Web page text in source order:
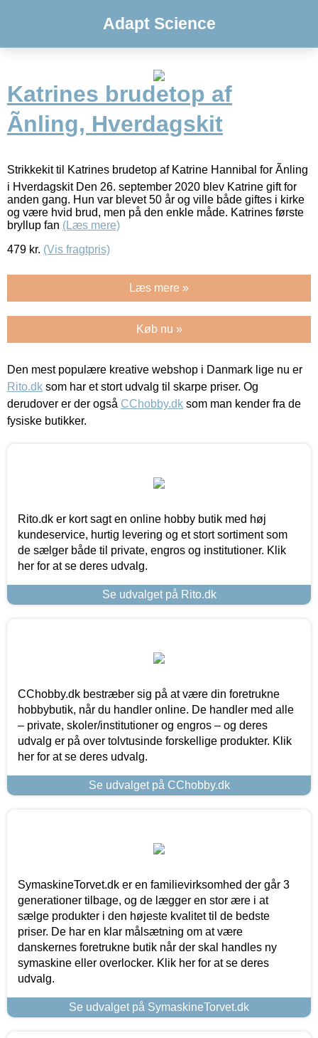
Adapt Science
Katrines brudetop af
Ãnling, Hverdagskit
Strikkekit til Katrines brudetop af Katrine Hannibal for Ãnling
i Hverdagskit Den 26. september 2020 blev Katrine gift for
anden gang. Hun var blevet 50 år og ville både giftes i kirke
og være hvid brud, men på den enkle måde. Katrines første
bryllup fan (Læs mere)
479 kr. (Vis fragtpris)
Læs mere »
Køb nu »
Den mest populære kreative webshop i Danmark lige nu er
Rito.dk som har et stort udvalg til skarpe priser. Og
derudover er der også CChobby.dk som man kender fra de
fysiske butikker.
Rito.dk er kort sagt en online hobby butik med høj
kundeservice, hurtig levering og et stort sortiment som
de sælger både til private, engros og institutioner. Klik
her for at se deres udvalg.
Se udvalget på Rito.dk
CChobby.dk bestræber sig på at være din foretrukne
hobbybutik, når du handler online. De handler med alle
– private, skoler/institutioner og engros – og deres
udvalg er på over tolvtusinde forskellige produkter. Klik
her for at se deres udvalg.
Se udvalget på CChobby.dk
SymaskineTorvet.dk er en familievirksomhed der går 3
generationer tilbage, og de lægger en stor ære i at
sælge produkter i den højeste kvalitet til de bedste
priser. De har en klar målsætning om at være
danskernes foretrukne butik når der skal handles ny
symaskine eller overlocker. Klik her for at se deres
udvalg.
Se udvalget på SymaskineTorvet.dk